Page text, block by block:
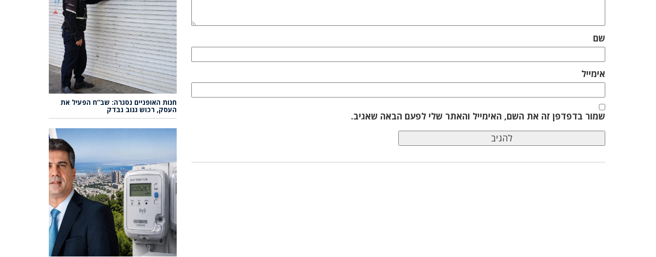
שם
אימייל
שמור בדפדפן זה את השם, האימייל והאתר שלי לפעם הבאה שאגיב.
חנות האופניים נסגרה: שב”ח הפעיל את
העסק, רכוש גנוב נבדק